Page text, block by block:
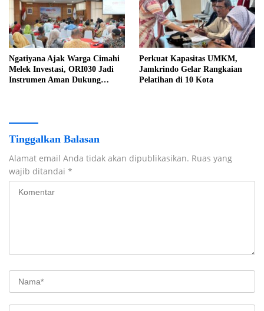
Ngatiyana Ajak Warga Cimahi
Melek Investasi, ORI030 Jadi
Instrumen Aman Dukung
Perkuat Kapasitas UMKM,
Jamkrindo Gelar Rangkaian
Pelatihan di 10 Kota
Tinggalkan Balasan
Alamat email Anda tidak akan dipublikasikan. Ruas yang
wajib ditandai *